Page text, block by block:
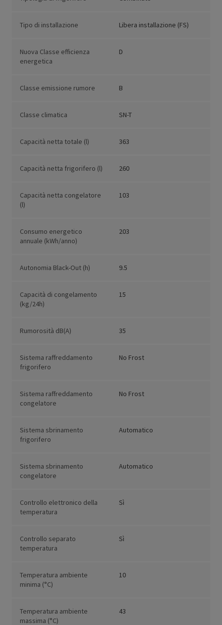
Tipo di installazione Libera installazione (FS)
Nuova Classe efficienza
energetica
D
Classe emissione rumore B
Classe climatica SN-T
Capacità netta totale (l) 363
Capacità netta frigorifero (l) 260
Capacità netta congelatore
(l)
103
Consumo energetico
annuale (kWh/anno)
203
Autonomia Black-Out (h) 9.5
Capacità di congelamento
(kg/24h)
15
Rumorosità dB(A) 35
Sistema raffreddamento
frigorifero
No Frost
Sistema raffreddamento
congelatore
No Frost
Sistema sbrinamento
frigorifero
Automatico
Sistema sbrinamento
congelatore
Automatico
Controllo elettronico della
temperatura
Sì
Controllo separato
temperatura
Sì
Temperatura ambiente
minima (°C)
10
Temperatura ambiente
massima (°C)
43